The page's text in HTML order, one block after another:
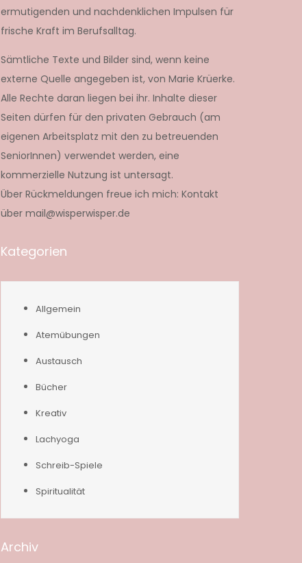
ermutigenden und nachdenklichen Impulsen für
frische Kraft im Berufsalltag.
Sämtliche Texte und Bilder sind, wenn keine
externe Quelle angegeben ist, von Marie Krüerke.
Alle Rechte daran liegen bei ihr. Inhalte dieser
Seiten dürfen für den privaten Gebrauch (am
eigenen Arbeitsplatz mit den zu betreuenden
SeniorInnen) verwendet werden, eine
kommerzielle Nutzung ist untersagt.
Über Rückmeldungen freue ich mich: Kontakt
über mail@wisperwisper.de
Kategorien
Allgemein
Atemübungen
Austausch
Bücher
Kreativ
Lachyoga
Schreib-Spiele
Spiritualität
Archiv